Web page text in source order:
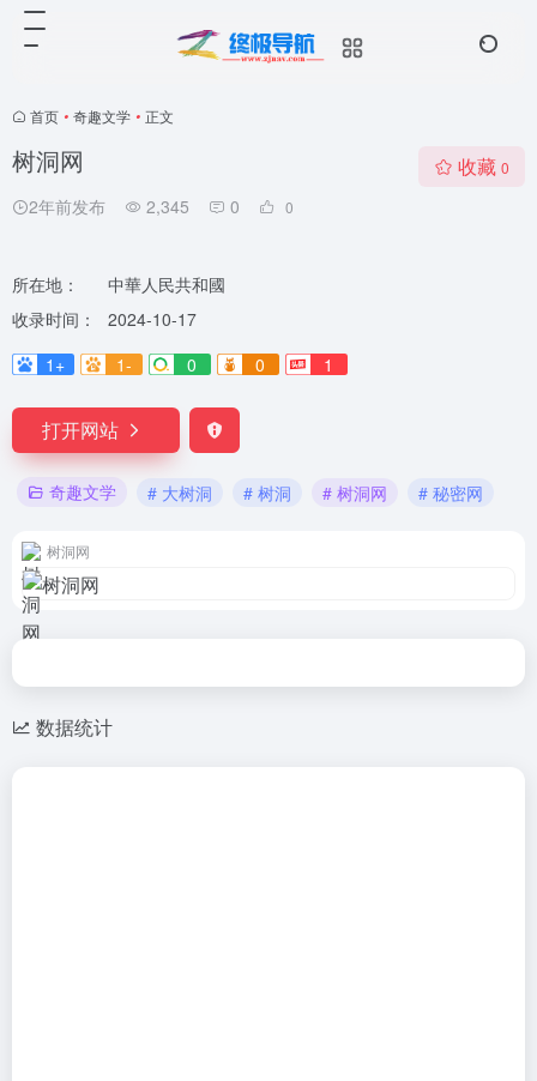
首页 • 奇趣文学 • 正文
树洞网
2年前发布 2,345 0 0
收藏 0
所在地：
中華人民共和國
收录时间：
2024-10-17
1+
1- 0 0 1
打开网站
奇趣文学 # 大树洞 # 树洞 # 树洞网 # 秘密网
树洞网
数据统计